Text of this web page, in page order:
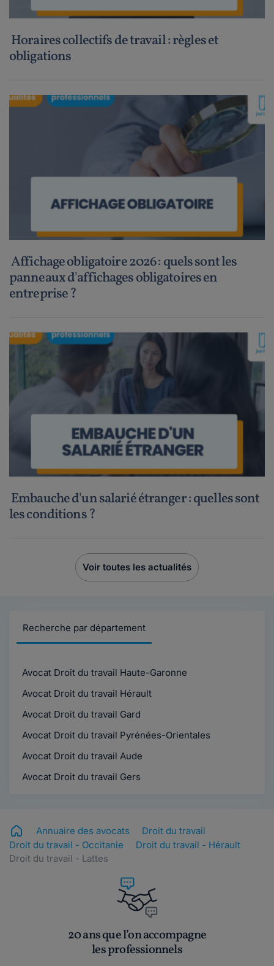
Horaires collectifs de travail : règles et
obligations
Affichage obligatoire 2026 : quels sont les
panneaux d'affichages obligatoires en
entreprise ?
Embauche d'un salarié étranger : quelles sont
les conditions ?
Voir toutes les actualités
Recherche par département
Avocat Droit du travail Haute-Garonne
Avocat Droit du travail Hérault
Avocat Droit du travail Gard
Avocat Droit du travail Pyrénées-Orientales
Avocat Droit du travail Aude
Avocat Droit du travail Gers
Annuaire des avocats
Droit du travail
Droit du travail - Occitanie
Droit du travail - Hérault
Droit du travail - Lattes
20 ans que l’on accompagne
les professionnels